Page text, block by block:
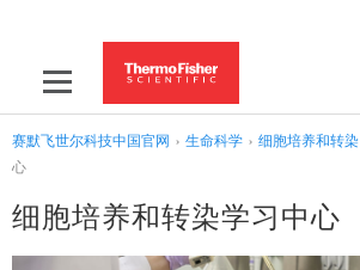
赛默飞世尔科技中国官网 › 生命科学 › 细胞培养和转染
心
细胞培养和转染学习中心